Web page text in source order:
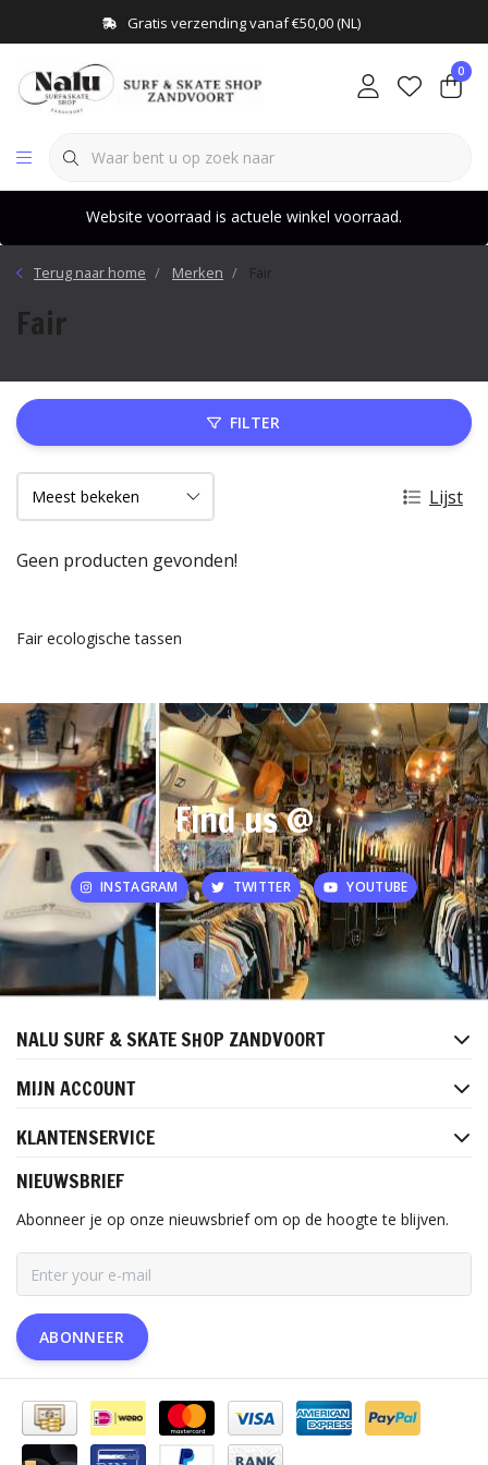
Gratis verzending vanaf €50,00 (NL)
0
Website voorraad is actuele winkel voorraad.
Terug naar home Merken Fair
Fair
FILTER
Lijst
Geen producten gevonden!
Fair ecologische tassen
Find us @
INSTAGRAM TWITTER YOUTUBE
NALU SURF & SKATE SHOP ZANDVOORT
MIJN ACCOUNT
KLANTENSERVICE
NIEUWSBRIEF
Abonneer je op onze nieuwsbrief om op de hoogte te blijven.
ABONNEER